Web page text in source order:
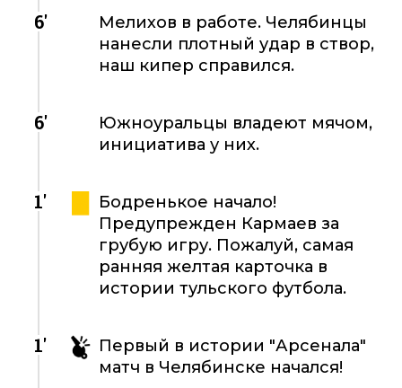
6'
Мелихов в работе. Челябинцы
нанесли плотный удар в створ,
наш кипер справился.
6'
Южноуральцы владеют мячом,
инициатива у них.
1'
Бодренькое начало!
Предупрежден Кармаев за
грубую игру. Пожалуй, самая
ранняя желтая карточка в
истории тульского футбола.
1'
Первый в истории "Арсенала"
матч в Челябинске начался!